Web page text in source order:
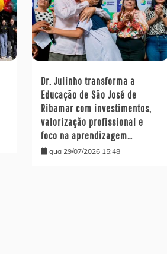
Dr. Julinho transforma a
Educação de São José de
Ribamar com investimentos,
valorização profissional e
foco na aprendizagem…
qua 29/07/2026 15:48